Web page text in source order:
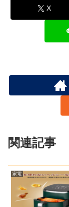
X
関連記事
家電